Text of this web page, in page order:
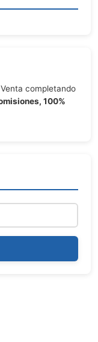
completando
100%